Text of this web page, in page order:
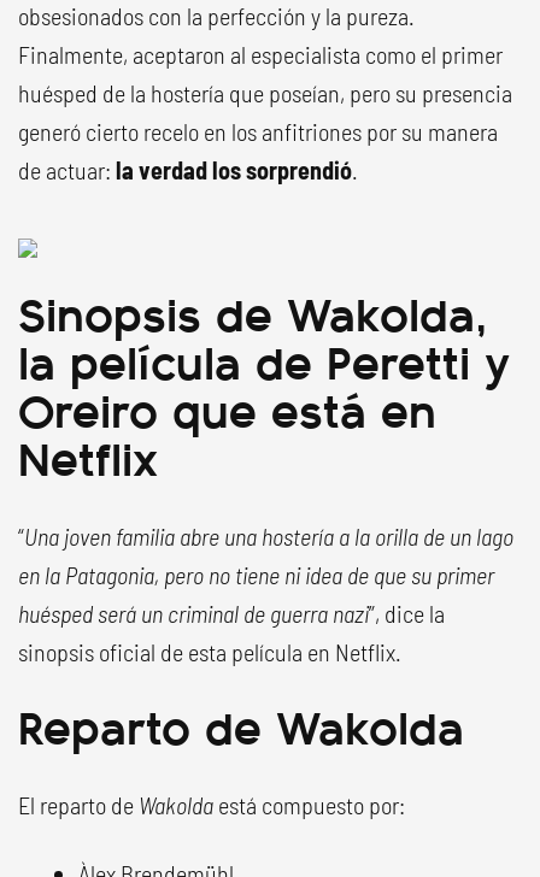
obsesionados con la perfección y la pureza.
Finalmente, aceptaron al especialista como el primer
huésped de la hostería que poseían, pero su presencia
generó cierto recelo en los anfitriones por su manera
de actuar: la verdad los sorprendió.
Sinopsis de Wakolda,
la película de Peretti y
Oreiro que está en
Netflix
“Una joven familia abre una hostería a la orilla de un lago
en la Patagonia, pero no tiene ni idea de que su primer
huésped será un criminal de guerra nazi”, dice la
sinopsis oficial de esta película en Netflix.
Reparto de Wakolda
El reparto de Wakolda está compuesto por: